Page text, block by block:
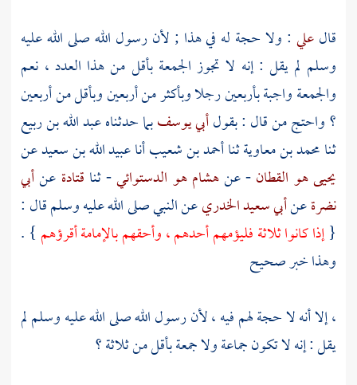
قالعلي : ولا حجة له في هذا ; لأن رسول الله صلى الله عليه
وسلم لم يقل : إنه لا تجوز الجمعة بأقل من هذا العدد ، نعم
والجمعة واجبة بأربعين رجلا وبأكثر من أربعين وبأقل من أربعين
؟ واحتج من قال : بقولأبي يوسفبما حدثناهعبد الله بن ربيع
ثنامحمد بن معاويةثناأحمد بن شعيبأناعبيد الله بن سعيدعن
يحيى هو القطان- عنهشام هو الدستوائي- ثنا قتادة عنأبي
نضرةعنأبي سعيد الخدريعن النبي صلى الله عليه وسلم قال :
{إذا كانوا ثلاثة فليؤمهم أحدهم ، وأحقهم بالإمامة أقرؤهم } .
وهذا خبر صحيح
، إلا أنه لا حجة لهم فيه ، لأن رسول الله صلى الله عليه وسلم لم
يقل : إنه لا تكون جماعة ولا جمعة بأقل من ثلاثة ؟